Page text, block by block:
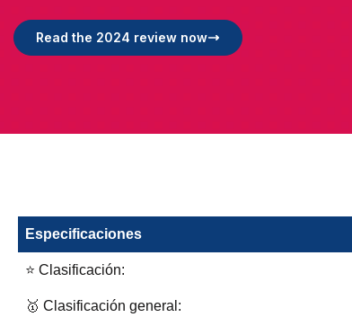
Read the 2024 review now
Especificaciones
⭐ Clasificación:
🥇 Clasificación general: